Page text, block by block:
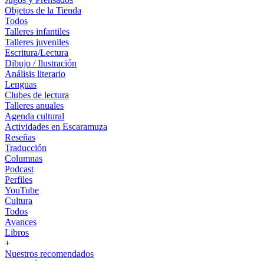
Objetos de la Tienda
Todos
Talleres infantiles
Talleres juveniles
Escritura/Lectura
Dibujo / Ilustración
Análisis literario
Lenguas
Clubes de lectura
Talleres anuales
Agenda cultural
Actividades en Escaramuza
Reseñas
Traducción
Columnas
Podcast
Perfiles
YouTube
Cultura
Todos
Avances
Libros
+
Nuestros recomendados